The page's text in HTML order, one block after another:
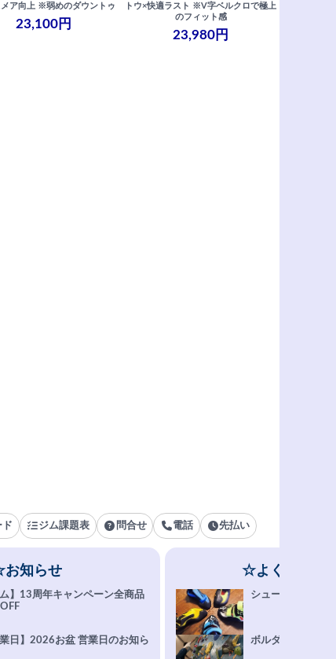
ア向上 ※弱めのダウントゥ
23,100円
トウ×快適ラスト ※V字ベルクロで極上
のフィット感
23,980円
ド ジム課題表 問合せ 電話 先払い
知らせ
ム】13周年キャンペーン全商品
業日】2026お盆 営業日のお知ら
☆よくある質
シューズ選びFAQ
ボルダリング上達